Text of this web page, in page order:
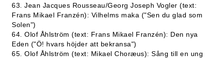
63. Jean Jacques Rousseau/Georg Joseph Vogler (text:
Frans Mikael Franzén): Vilhelms maka ("Sen du glad som
Solen")
64. Olof Åhlström (text: Frans Mikael Franzén): Den nya
Eden ("Ö! hvars höjder att bekransa")
65. Olof Åhlström (text: Mikael Choræus): Sång till en ung